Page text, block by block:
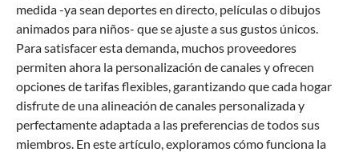
medida -ya sean deportes en directo, películas o dibujos
animados para niños- que se ajuste a sus gustos únicos.
Para satisfacer esta demanda, muchos proveedores
permiten ahora la personalización de canales y ofrecen
opciones de tarifas flexibles, garantizando que cada hogar
disfrute de una alineación de canales personalizada y
perfectamente adaptada a las preferencias de todos sus
miembros. En este artículo, exploramos cómo funciona la